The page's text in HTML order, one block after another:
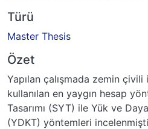
Türü
Master Thesis
Özet
Yapılan çalışmada zemin çivili
kullanılan en yaygın hesap
Tasarımı (SYT) ile Yük ve
(YDKT) yöntemleri